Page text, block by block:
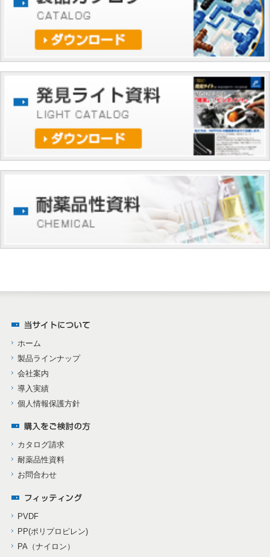
ホーム
製品ラインナップ
会社案内
導入実績
個人情報保護方針
カタログ請求
耐薬品性資料
お問合わせ
PVDF
PP(ポリプロピレン)
PA（ナイロン）